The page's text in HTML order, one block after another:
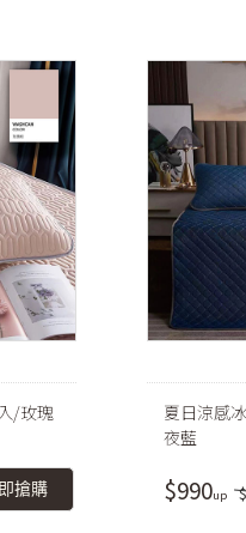
/玫瑰
搶購
夏日涼感
夜藍
$990